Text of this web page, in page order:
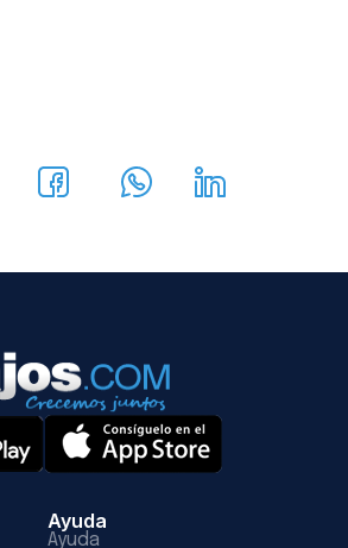
Ayuda
Ayuda